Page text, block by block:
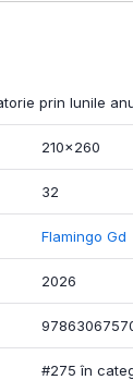
prin lunile
210x260
32
Flamingo Gd
2026
#275 în